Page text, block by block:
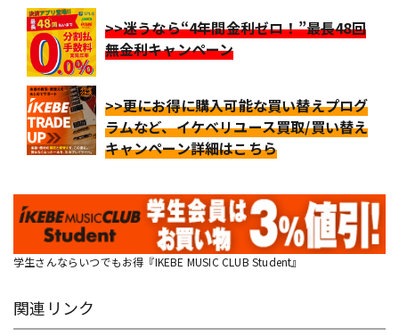
>>迷うなら“4年間金利ゼロ！”最長48回
無金利キャンペーン
>>更にお得に購入可能な買い替えプログ
ラムなど、イケベリユース買取/買い替え
キャンペーン詳細はこちら
学生さんならいつでもお得『IKEBE MUSIC CLUB Student』
関連リンク